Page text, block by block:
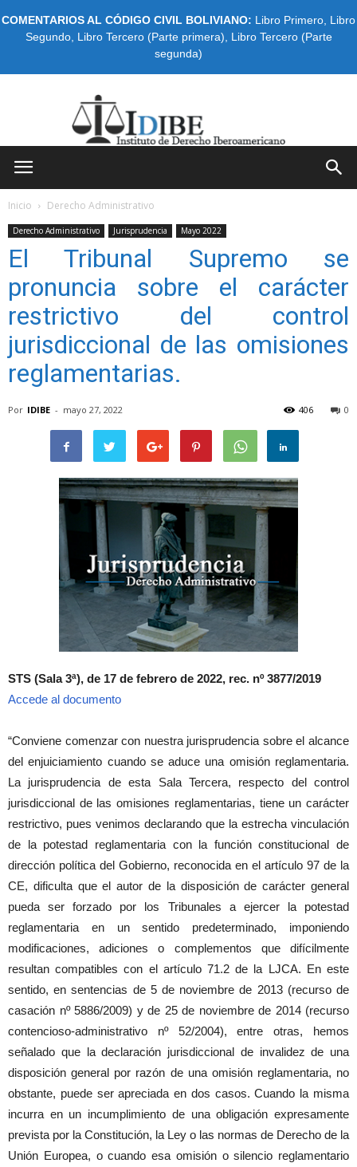
COMENTARIOS AL CÓDIGO CIVIL BOLIVIANO: Libro Primero Libro
Segundo, Libro Tercero (Parte primera)
Libro Tercero (Parte
segunda)
Inicio Derecho Administrativo
Derecho Administrativo Jurisprudencia Mayo 2022
El Tribunal Supremo se
pronuncia sobre el carácter
restrictivo del control
jurisdiccional de las omisiones
reglamentarias.
Por IDIBE - mayo 27, 2022 0
406
STS (Sala 3ª), de 17 de febrero de 2022, rec. nº 3877/2019
Accede al documento
“Conviene comenzar con nuestra jurisprudencia sobre el alcance
del enjuiciamiento cuando se aduce una omisión reglamentaria.
La jurisprudencia de esta Sala Tercera, respecto del control
jurisdiccional de las omisiones reglamentarias, tiene un carácter
restrictivo, pues venimos declarando que la estrecha vinculación
de la potestad reglamentaria con la función constitucional de
dirección política del Gobierno, reconocida en el artículo 97 de la
CE, dificulta que el autor de la disposición de carácter general
pueda ser forzado por los Tribunales a ejercer la potestad
reglamentaria en un sentido predeterminado, imponiendo
modificaciones, adiciones o complementos que difícilmente
resultan compatibles con el artículo 71.2 de la LJCA. En este
sentido, en sentencias de 5 de noviembre de 2013 (recurso de
casación nº 5886/2009) y de 25 de noviembre de 2014 (recurso
contencioso-administrativo nº 52/2004), entre otras, hemos
señalado que la declaración jurisdiccional de invalidez de una
disposición general por razón de una omisión reglamentaria, no
obstante, puede ser apreciada en dos casos. Cuando la misma
incurra en un incumplimiento de una obligación expresamente
prevista por la Constitución, la Ley o las normas de Derecho de la
Unión Europea, o cuando esa omisión o silencio reglamentario